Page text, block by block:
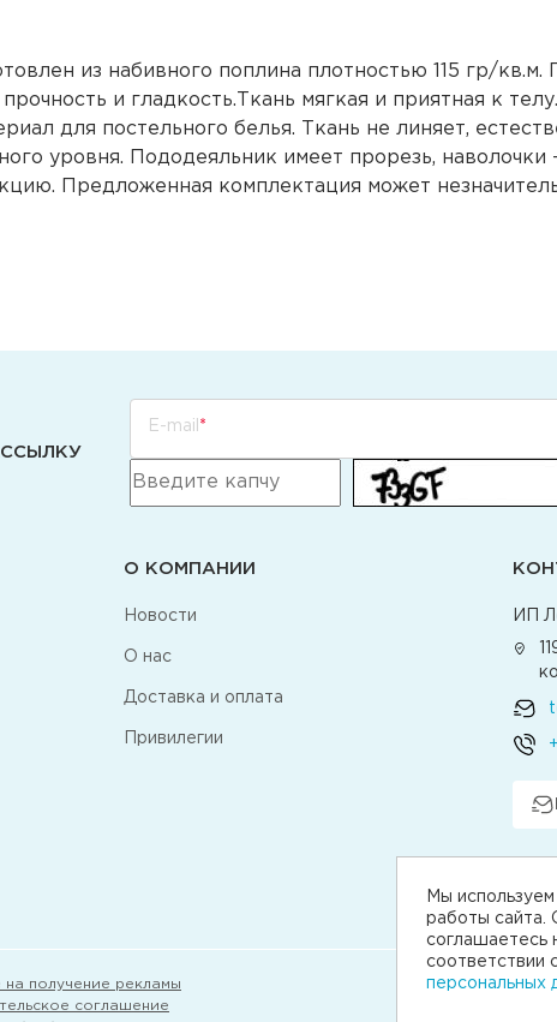
из набивного поплина плотностью 115 гр/кв.м.
и гладкость.Ткань мягкая и приятная к
для постельного белья. Ткань не линяет,
уровня. Пододеяльник имеет прорезь,
Предложенная комплектация может
Мы
работы сайта.
соглашаетесь
соответствии
персональных
E-mail
О КОМПАНИИ
Новости
О нас
Доставка и оплата
Привилегии
ИП
на получение рекламы
соглашение